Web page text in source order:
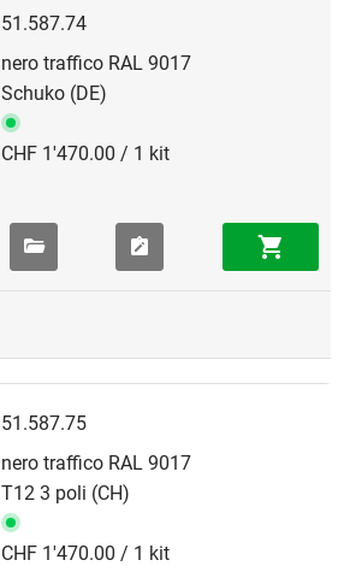
51.587.74
nero traffico RAL 9017
Schuko (DE)
CHF 1'470.00 / 1 kit
51.587.75
nero traffico RAL 9017
T12 3 poli (CH)
CHF 1'470.00 / 1 kit